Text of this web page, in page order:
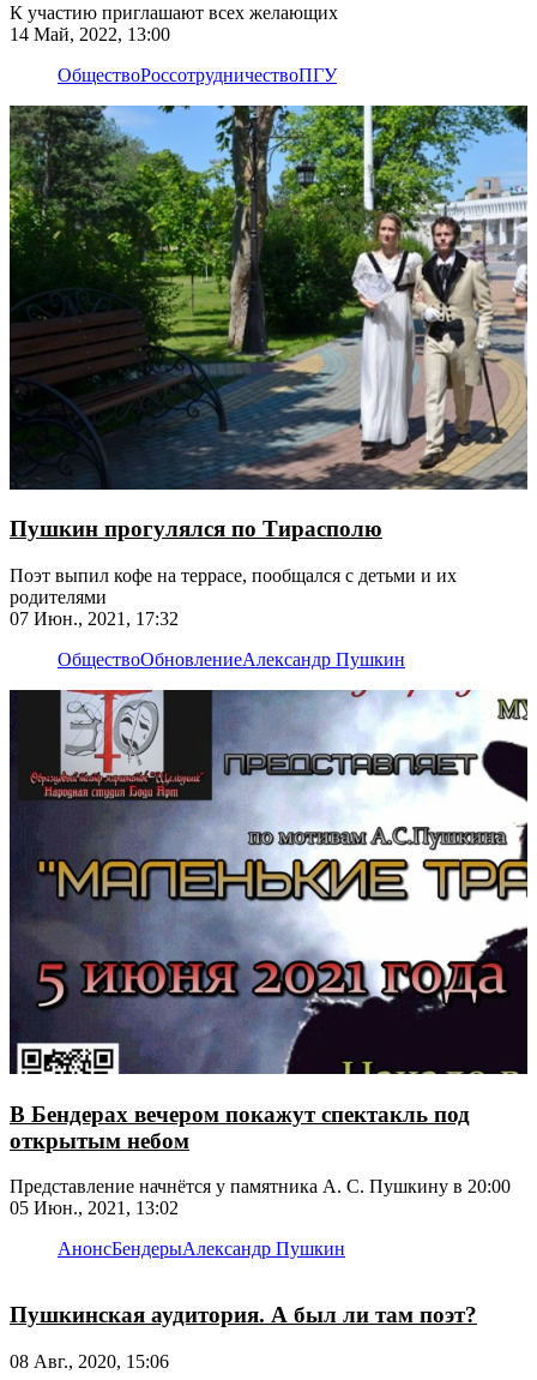
К участию приглашают всех желающих
14 Май, 2022, 13:00
ОбществоРоссотрудничествоПГУ
Пушкин прогулялся по Тирасполю
Поэт выпил кофе на террасе, пообщался с детьми и их
родителями
07 Июн., 2021, 17:32
ОбществоОбновлениеАлександр Пушкин
В Бендерах вечером покажут спектакль под
открытым небом
Представление начнётся у памятника А. С. Пушкину в 20:00
05 Июн., 2021, 13:02
АнонсБендерыАлександр Пушкин
Пушкинская аудитория. А был ли там поэт?
08 Авг., 2020, 15:06